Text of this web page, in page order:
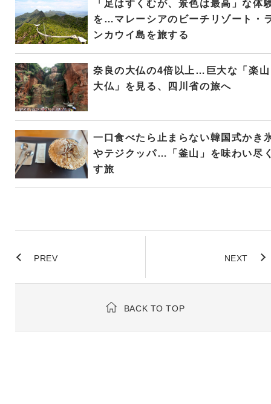
「足はすくむが、景色は最高」な体
を…マレーシアのビーチリゾート・
ンカウイ島を旅する
奈良の大仏の4倍以上…巨大な「楽山
大仏」を見る、四川省の旅へ
一口食べたら止まらない韓国式かき
やテジクッパ…「釜山」を味わい尽
す旅
PREV NEXT
BACK TO TOP